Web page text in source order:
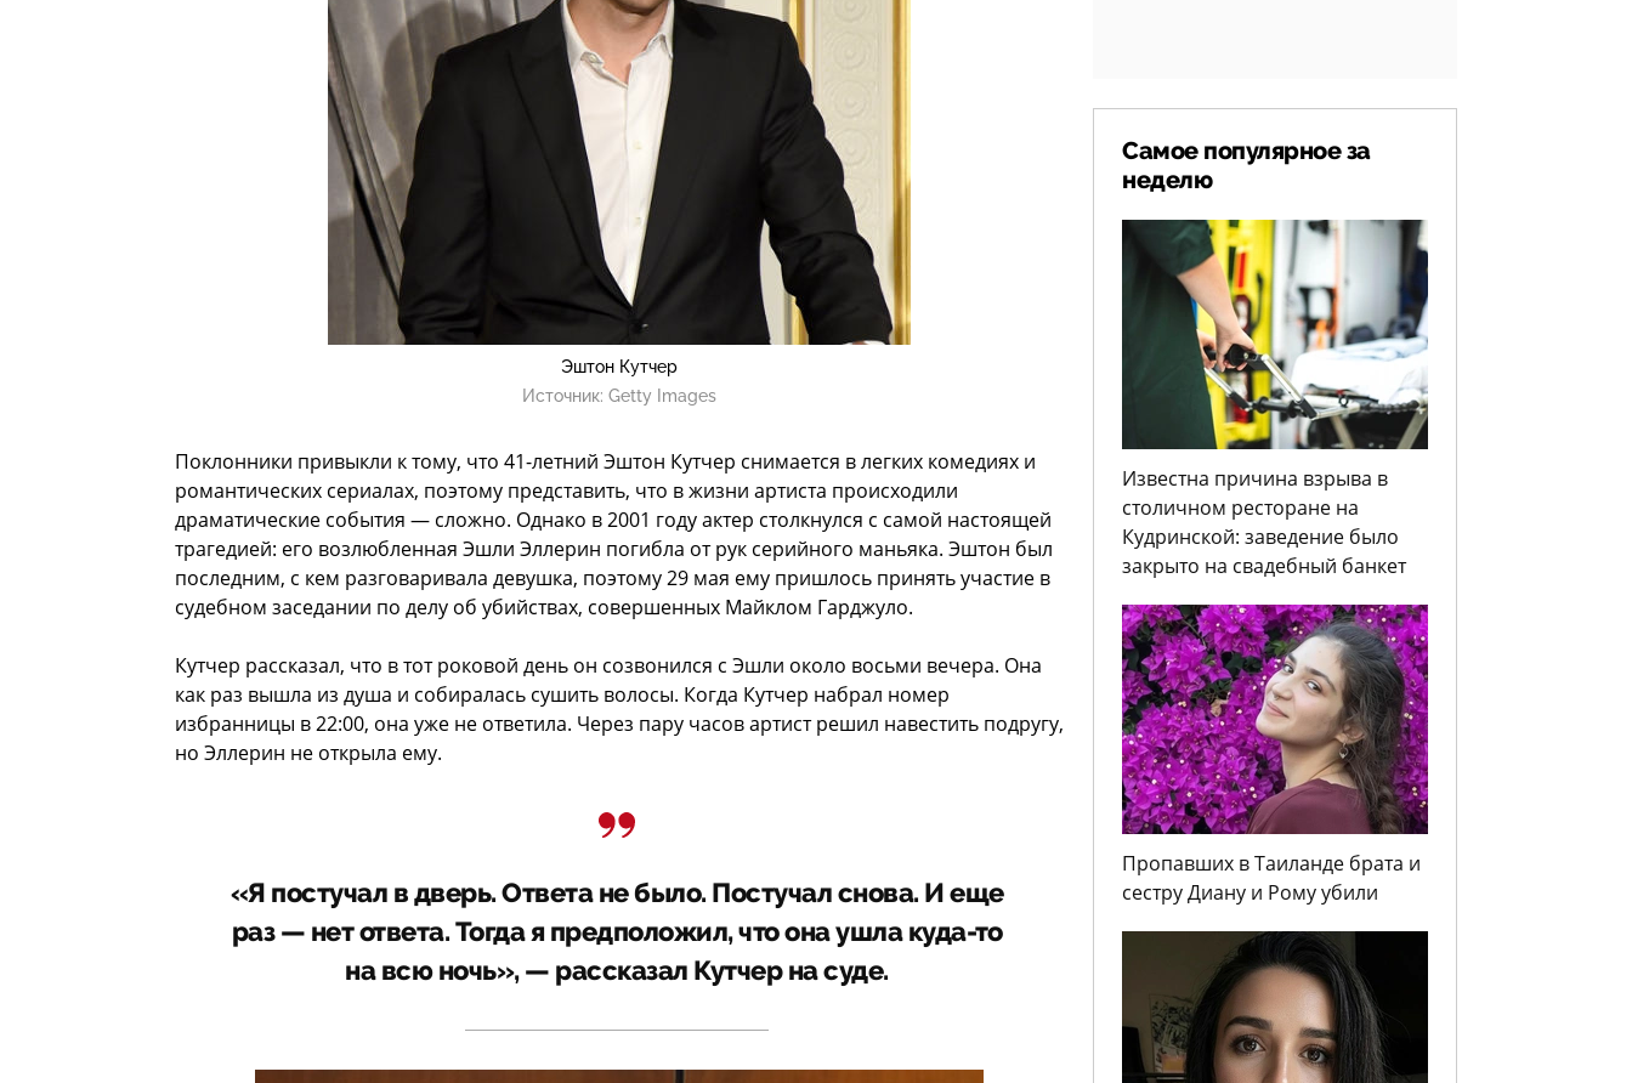
Эштон Кутчер
Источник: Getty Images
Поклонники привыкли к тому, что 41-летний Эштон Кутчер снимается в легких комедиях и
романтических сериалах, поэтому представить, что в жизни артиста происходили
драматические события — сложно. Однако в 2001 году актер столкнулся с самой настоящей
трагедией: его возлюбленная Эшли Эллерин погибла от рук серийного маньяка. Эштон был
последним, с кем разговаривала девушка, поэтому 29 мая ему пришлось принять участие в
судебном заседании по делу об убийствах, совершенных Майклом Гарджуло.
Кутчер рассказал, что в тот роковой день он созвонился с Эшли около восьми вечера. Она
как раз вышла из душа и собиралась сушить волосы. Когда Кутчер набрал номер
избранницы в 22:00, она уже не ответила. Через пару часов артист решил навестить подругу,
но Эллерин не открыла ему.
«Я постучал в дверь. Ответа не было. Постучал снова. И еще
раз — нет ответа. Тогда я предположил, что она ушла куда-то
на всю ночь», — рассказал Кутчер на суде.
Самое популярное за
неделю
Известна причина взрыва в
столичном ресторане на
Кудринской: заведение было
закрыто на свадебный банкет
Пропавших в Таиланде брата и
сестру Диану и Рому убили